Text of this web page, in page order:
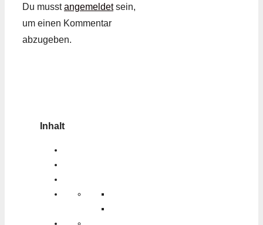
Du musstangemeldetsein,
um einen Kommentar
abzugeben.
Inhalt